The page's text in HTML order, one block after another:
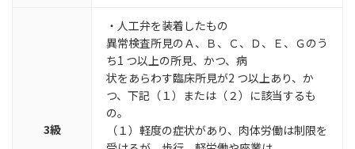
3級
・人工弁を装着したもの
異常検査所見のＡ、Ｂ、Ｃ、Ｄ、Ｅ、Ｇのう
ち1 つ以上の所見、かつ、病
状をあらわす臨床所見が2 つ以上あり、か
つ、下記（１）または（２）に該当するも
の。
（１）軽度の症状があり、肉体労働は制限を